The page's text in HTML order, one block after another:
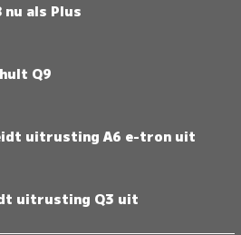
nu als Plus
Q9
uitrusting A6 e-tron uit
uitrusting Q3 uit